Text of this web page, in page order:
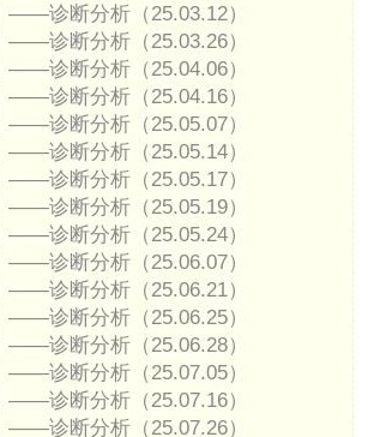
——诊断分析（25.03.12）
——诊断分析（25.03.26）
——诊断分析（25.04.06）
——诊断分析（25.04.16）
——诊断分析（25.05.07）
——诊断分析（25.05.14）
——诊断分析（25.05.17）
——诊断分析（25.05.19）
——诊断分析（25.05.24）
——诊断分析（25.06.07）
——诊断分析（25.06.21）
——诊断分析（25.06.25）
——诊断分析（25.06.28）
——诊断分析（25.07.05）
——诊断分析（25.07.16）
——诊断分析（25.07.26）